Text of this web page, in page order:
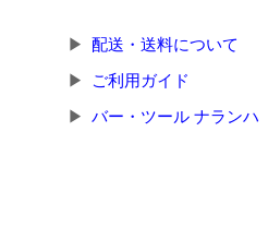
配送・送料について
ご利用ガイド
バー・ツール ナランハ